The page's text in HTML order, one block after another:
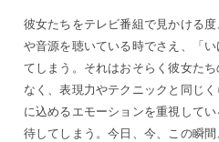
彼女たちをテレビ番組で見かける
や音源を聴いている時でさえ、「
てしまう。それはおそらく彼女た
なく、表現力やテクニックと同じ
に込めるエモーションを重視して
待してしまう。今日、今、この瞬